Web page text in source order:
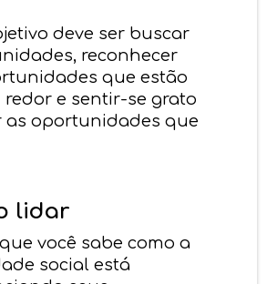
deve ser buscar
reconhecer
que estão
redor e sentir-se grato
as oportunidades que
lidar
você sabe como a
social está